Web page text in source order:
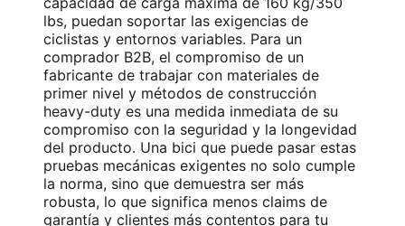
lbs, puedan soportar las exigencias de
ciclistas y entornos variables. Para un
comprador B2B, el compromiso de un
fabricante de trabajar con materiales de
primer nivel y métodos de construcción
heavy-duty es una medida inmediata de su
compromiso con la seguridad y la longevidad
del producto. Una bici que puede pasar estas
pruebas mecánicas exigentes no solo cumple
la norma, sino que demuestra ser más
robusta, lo que significa menos claims de
garantía y clientes más contentos para tu